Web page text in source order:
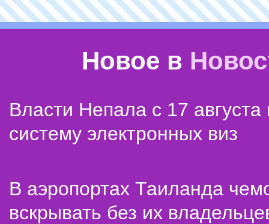
Новое в
Власти Непала с 17 августа
систему электронных виз
В аэропортах Таиланда
вскрывать без их